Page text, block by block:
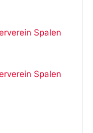
Spalen
Spalen